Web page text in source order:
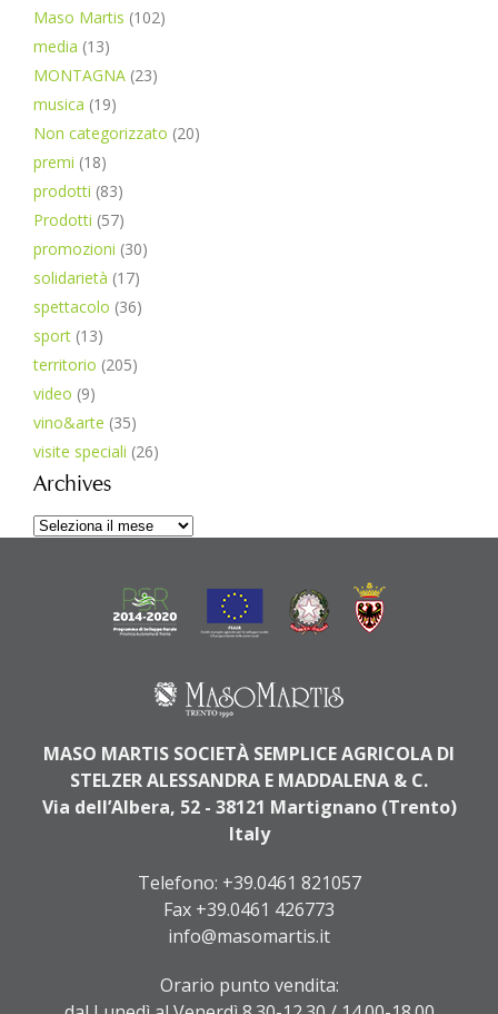
Maso Martis (102)
media (13)
MONTAGNA (23)
musica (19)
Non categorizzato (20)
premi (18)
prodotti (83)
Prodotti (57)
promozioni (30)
solidarietà (17)
spettacolo (36)
sport (13)
territorio (205)
video (9)
vino&arte (35)
visite speciali (26)
Archives
Archives
MASO MARTIS SOCIETÀ SEMPLICE AGRICOLA DI
STELZER ALESSANDRA E MADDALENA & C.
Via dell’Albera, 52 - 38121 Martignano (Trento)
Italy
Telefono: +39.0461 821057
Fax +39.0461 426773
info@masomartis.it
Orario punto vendita: